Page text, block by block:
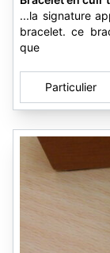
...la signature
bracelet. ce
que
Particulier